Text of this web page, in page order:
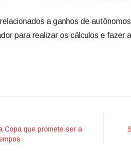
a ganhos de
para realizar os cálculos e fazer
Copa que promete ser a